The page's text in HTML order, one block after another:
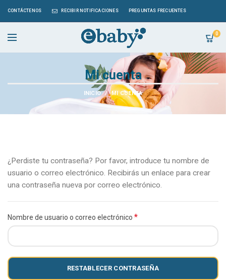
CONTÁCTENOS RECIBIR NOTIFICACIONES PREGUNTAS FRECUENTES
0
Mi cuenta
INICIO MI CUENTA
¿Perdiste tu contraseña? Por favor, introduce tu nombre de
usuario o correo electrónico. Recibirás un enlace para crear
una contraseña nueva por correo electrónico.
Nombre de usuario o correo electrónico *
RESTABLECER CONTRASEÑA